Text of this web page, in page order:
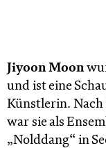
Jiyoon Moon
und ist eine
Künstlerin. Nach
war sie als
„Nolddang“ in